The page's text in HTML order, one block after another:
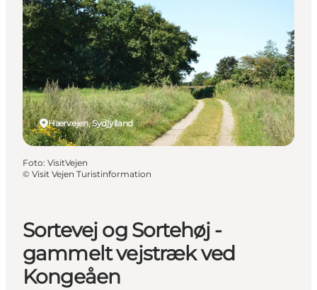
Sove
Natur
Se og oplev
Byer
Events
Udforsk
Sortevej og Sortehøj -
gammelt vejstræk ved
Kongeåen
Hærvejen, Sydjylland
Foto: VisitVejen
© Visit Vejen Turistinformation